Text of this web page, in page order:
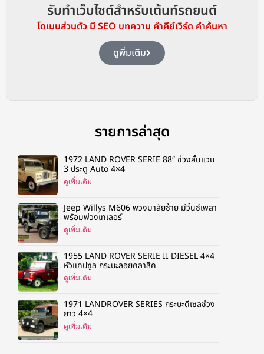
รับทำเว็บไซต์สำหรับเต้นท์รถยนต์
โดเมนส่วนตัว มี SEO บทความ คำคีย์เวิร์ด คำค้นหา
ดูพิ่มเติม
รายการล่าสุด
1972 LAND ROVER SERIE 88″ ช่วงสั้นแวน
3 ประตู Auto 4×4
ดูเพิ่มเติม
Jeep Willys M606 พวงมาลัยซ้าย มีวิ้นซ์เพลา
พร้อมพ่วงเทเลอร์
ดูเพิ่มเติม
1955 LAND ROVER SERIE II DIESEL 4×4
หัวแคปซูล กระบะลอยคลาสิค
ดูเพิ่มเติม
1971 LANDROVER SERIES กระบะดีเซลช่วง
ยาว 4×4
ดูเพิ่มเติม